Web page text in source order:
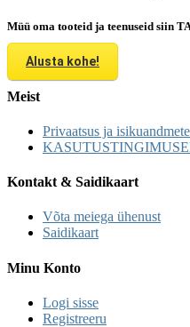
Müü oma tooteid ja teenuseid siin
Alusta kohe!
Meist
Privaatsus ja
Kontakt & Saidikaart
Võta meiega ühenust
Saidikaart
Minu Konto
Logi sisse
Registreeru